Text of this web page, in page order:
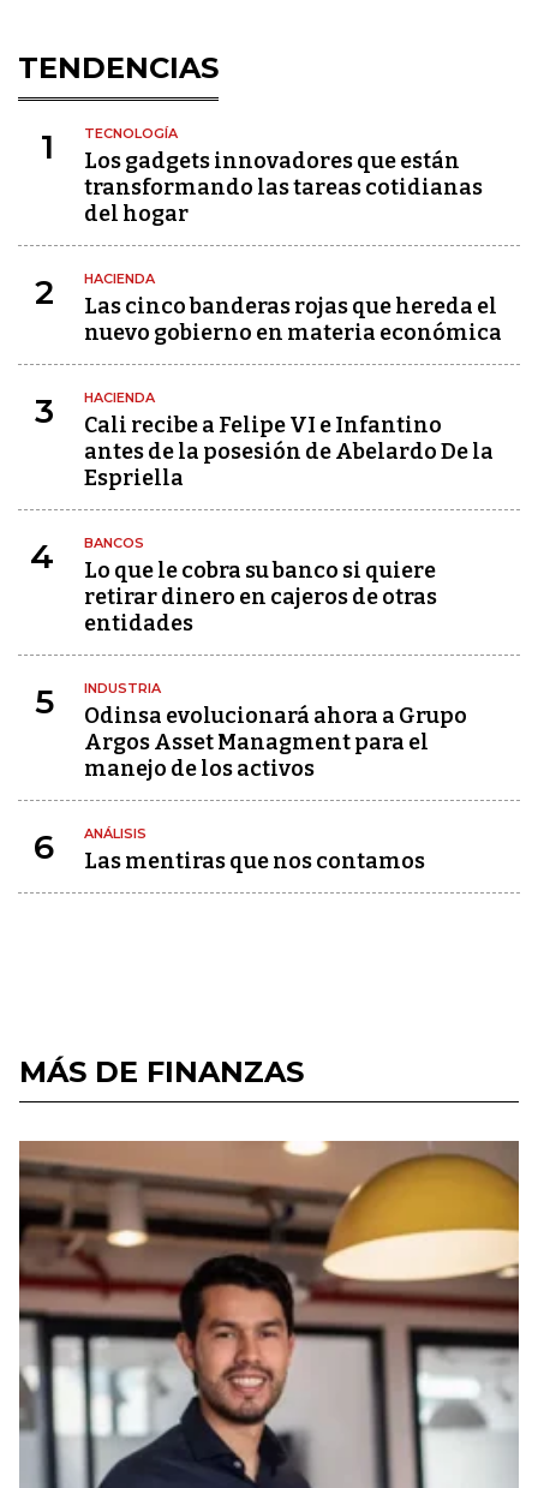
TENDENCIAS
1 TECNOLOGÍA
Los gadgets innovadores que están
transformando las tareas cotidianas
del hogar
2 HACIENDA
Las cinco banderas rojas que hereda el
nuevo gobierno en materia económica
3 HACIENDA
Cali recibe a Felipe VI e Infantino
antes de la posesión de Abelardo De la
Espriella
4 BANCOS
Lo que le cobra su banco si quiere
retirar dinero en cajeros de otras
entidades
5 INDUSTRIA
Odinsa evolucionará ahora a Grupo
Argos Asset Managment para el
manejo de los activos
6 ANÁLISIS
Las mentiras que nos contamos
MÁS DE FINANZAS